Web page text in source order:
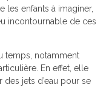
les enfants à imaginer,
incontournable de ces
temps, notamment
En effet, elle
jets d’eau pour se